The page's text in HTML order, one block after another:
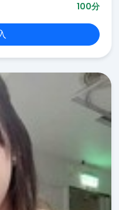
100分